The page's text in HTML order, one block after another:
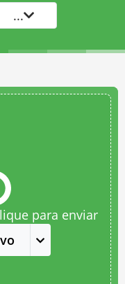
...
para enviar